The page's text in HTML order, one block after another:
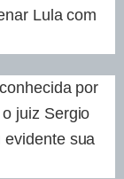
Lula com
por
juiz Sergio
evidente sua